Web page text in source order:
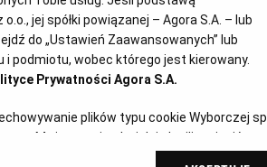
jej spółki powiązanej – Agora S.A. – lub
do „Ustawień Zaawansowanych” lub
podmiotu, wobec którego jest kierowany.
Prywatności Agora S.A.
plików typu cookie Wyborczej sp.
Możesz też w każdej chwili zmienić
Twoimi preferencjami dot.